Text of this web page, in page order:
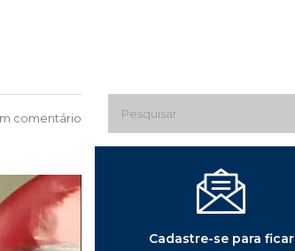
comentário
Cadastre-se para ficar